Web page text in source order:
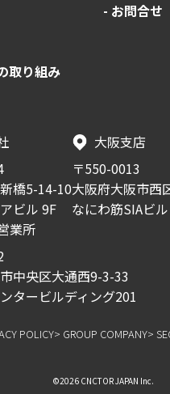
橋5-14-10
ビル 9F
大阪支店
〒550-0013
大阪府大阪市西
なにわ筋SIAビ
業所
中央区大通西9-3-33
タービルディング201
取り組み
- お問合せ
POLICY> GROUP COMPANY>
©2026 CNCTOR JAPAN Inc.